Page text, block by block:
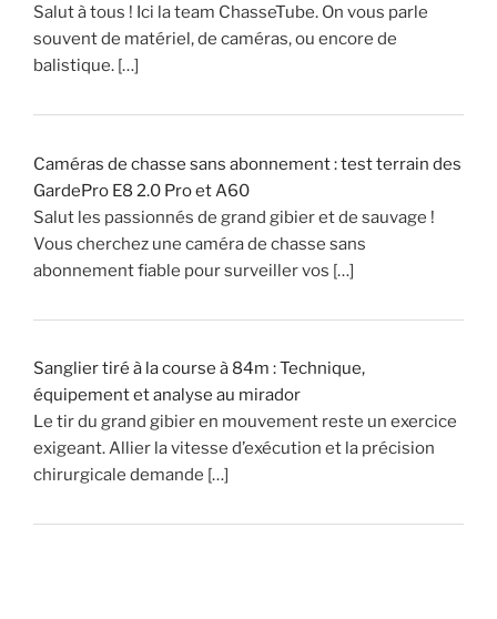
s
e
»
Salut à tous ! Ici la team ChasseTube. On vous parle
souvent de matériel, de caméras, ou encore de
balistique. […]
Caméras de chasse sans abonnement : test terrain des
GardePro E8 2.0 Pro et A60
Salut les passionnés de grand gibier et de sauvage !
Vous cherchez une caméra de chasse sans
abonnement fiable pour surveiller vos […]
Sanglier tiré à la course à 84m : Technique,
équipement et analyse au mirador
Le tir du grand gibier en mouvement reste un exercice
exigeant. Allier la vitesse d’exécution et la précision
chirurgicale demande […]